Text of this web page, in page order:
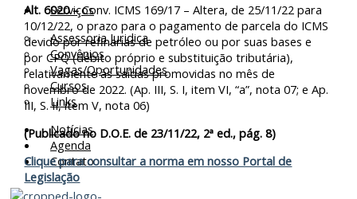
Serviços
Assessoria Juridica
Convênios
Vagas/Oportunidades
Cursos
Links
Notícias
Agenda
Contato
Alt. 6020 –Conv. ICMS 169/17 – Altera, de 25/11/22 para
10/12/22, o prazo para o pagamento de parcela do ICMS
devido por refinarias de petróleo ou por suas bases e
por CPQ (débito próprio e substituição tributária),
relativamente às saídas promovidas no mês de
novembro de 2022. (Ap. III, S. I, item VI, “a”, nota 07; e Ap.
III, S. II, item V, nota 06)
(Publicado no D.O.E. de 23/11/22, 2ª ed., pág. 8)
Clique para consultar a norma em nosso Portal de
Legislação